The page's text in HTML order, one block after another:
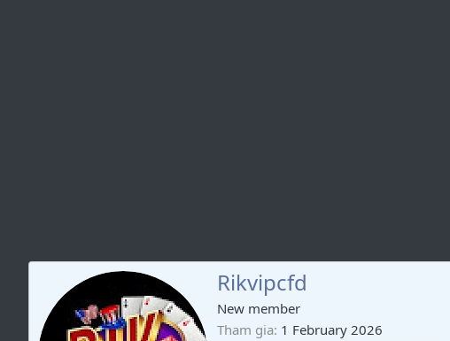
Rikvipcfd
New member
Tham gia 1 February 2026